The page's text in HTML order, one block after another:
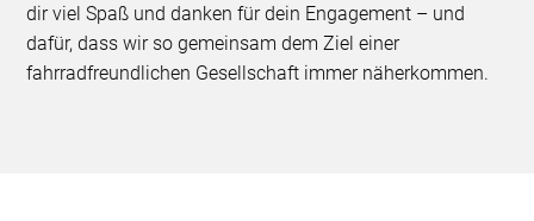
dir viel Spaß und danken für dein Engagement – und
dafür, dass wir so gemeinsam dem Ziel einer
fahrradfreundlichen Gesellschaft immer näherkommen.